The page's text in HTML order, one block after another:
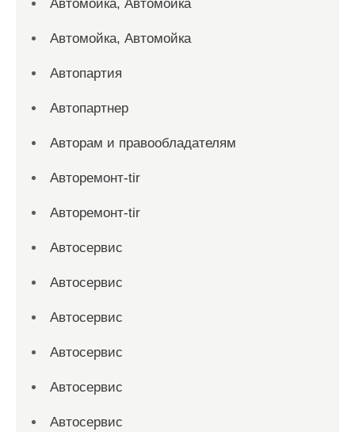
Автомойка, Автомойка
Автомойка, Автомойка
Автопартия
Автопартнер
Авторам и правообладателям
Авторемонт-tir
Авторемонт-tir
Автосервис
Автосервис
Автосервис
Автосервис
Автосервис
Автосервис